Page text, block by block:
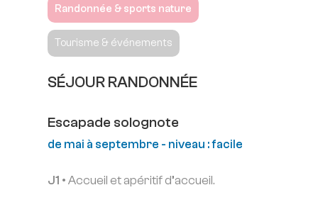
Randonnée & sports nature
Tourisme & événements
SÉJOUR RANDONNÉE
Escapade solognote
de mai à septembre - niveau : facile
J1 •Accueil et apéritif d’accueil.